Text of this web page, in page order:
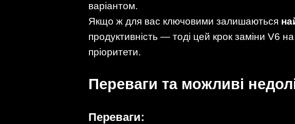
варіантом.
Якщо ж для вас ключовими залишаються
продуктивність — тоді цей крок заміни V6
пріоритети.
Переваги та можливі
Переваги: